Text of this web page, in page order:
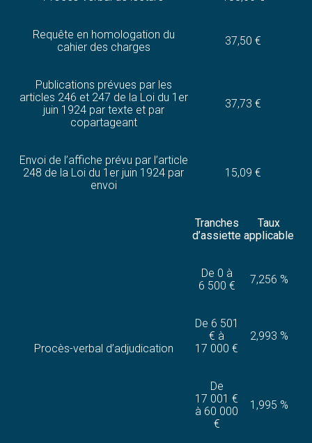
Requête en homologation du
cahier des charges
37,50 €
Publications prévues par les
articles 246 et 247 de la Loi du 1er
juin 1924 par texte et par
copartageant
37,73 €
Envoi de l’affiche prévu par l’article
248 de la Loi du 1er juin 1924 par
envoi
15,09 €
Procès-verbal d’adjudication
Tranches
d’assiette
Taux
applicable
De 0 à
6 500 €
7,256 %
De 6 501
€ à
17 000 €
2,993 %
De
17 001 €
à 60 000
€
1,995 %